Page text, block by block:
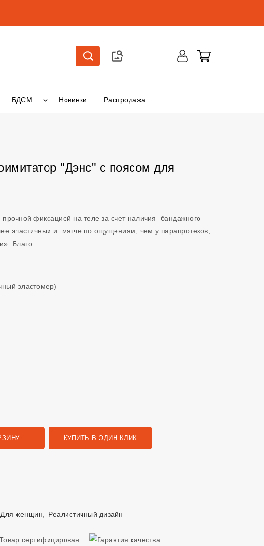
БДСМ Новинки Распродажа
"Дэнс" с поясом для
фиксацией на теле за счет наличия бандажного
эластичный и мягче по ощущениям, чем у парапротезов,
Благо
эластомер)
в Сплит
КУПИТЬ В ОДИН КЛИК
Для женщин Реалистичный дизайн